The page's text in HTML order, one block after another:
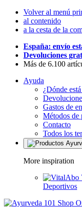
Volver al menú
al contenido
a la cesta de la
España: envío
Devoluciones
Más de 6.100
Ayuda
¿Dónde
Gastos de
Métodos de
Contacto
Todos los
More inspiration
Deportivos